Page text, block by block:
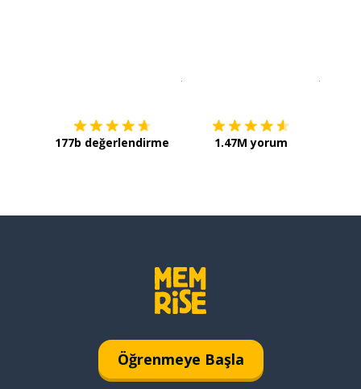
177b değerlendirme 1.47M yorum
Öğrenmeye Başla